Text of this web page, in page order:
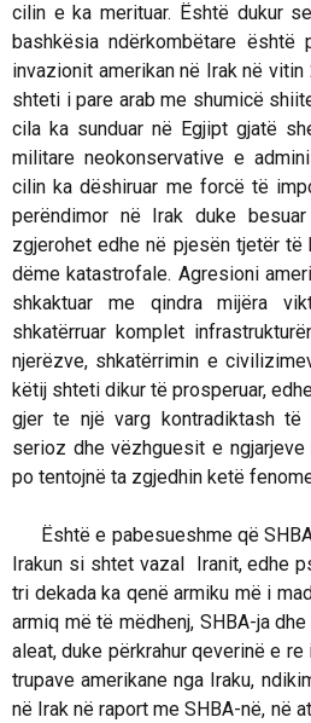
cilin e ka merituar. Është dukur
bashkësia ndërkombëtare
invazionit amerikan në Irak në
shteti i pare arab me shumicë
cila ka sunduar në Egjipt gjatë
militare neokonservative e
cilin ka dëshiruar me forcë të
perëndimor në Irak duke
zgjerohet edhe në pjesën tjetër të
dëme katastrofale. Agresioni
shkaktuar me qindra mijëra
shkatërruar komplet
njerëzve, shkatërrimin e
këtij shteti dikur të prosperuar,
gjer te një varg kontradiktash
serioz dhe vëzhguesit e
po tentojnë ta zgjedhin ketë
Është e pabesueshme që
Irakun si shtet vazal Iranit, edhe
tri dekada ka qenë armiku më i
armiq më të mëdhenj, SHBA-ja
aleat, duke përkrahur qeverinë e
trupave amerikane nga Iraku,
në Irak në raport me SHBA-në, në